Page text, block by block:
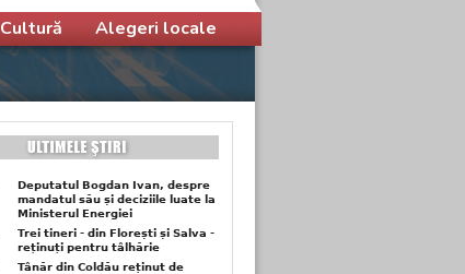
Cultură Alegeri locale
Deputatul Bogdan Ivan, despre
mandatul său și deciziile luate la
Ministerul Energiei
Trei tineri - din Florești și Salva -
reținuți pentru tâlhărie
Tânăr din Coldău reținut de